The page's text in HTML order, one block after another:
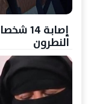
إصابة
النطرون